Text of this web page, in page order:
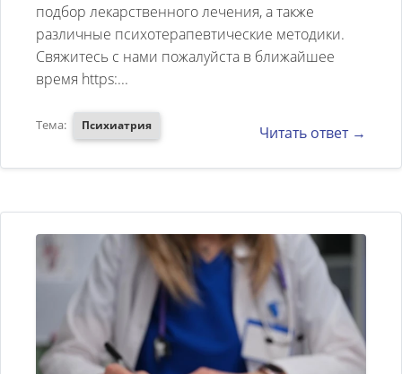
подбор лекарственного лечения, а также
различные психотерапевтические методики.
Свяжитесь с нами пожалуйста в ближайшее
время https:...
Тема: Психиатрия Читать ответ →